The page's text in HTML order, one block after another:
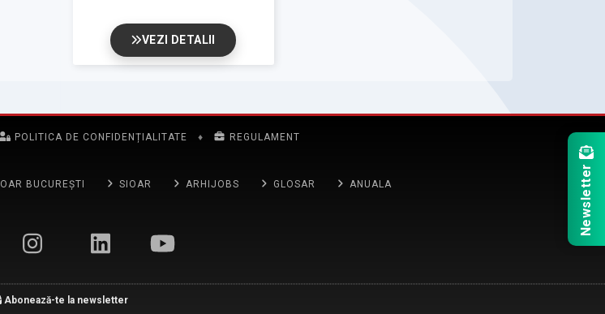
VEZI DETALII
POLITICA DE CONFIDENȚIALITATE ♦ REGULAMENT
OAR BUCUREȘTI SIOAR ARHIJOBS GLOSAR ANUALA
Abonează-te la newsletter
Newsletter